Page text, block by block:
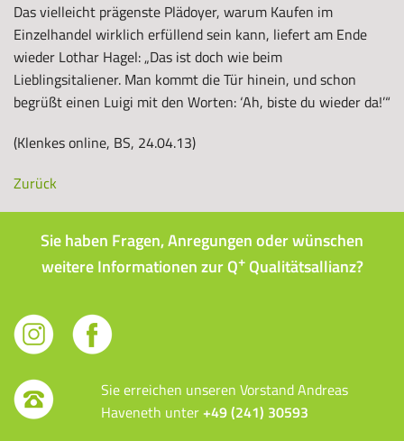
Das vielleicht prägenste Plädoyer, warum Kaufen im
Einzelhandel wirklich erfüllend sein kann, liefert am Ende
wieder Lothar Hagel: „Das ist doch wie beim
Lieblingsitaliener. Man kommt die Tür hinein, und schon
begrüßt einen Luigi mit den Worten: ‘Ah, biste du wieder da!’“
(Klenkes online, BS, 24.04.13)
Zurück
Sie haben Fragen, Anregungen oder wünschen
weitere Informationen zur Q+Qualitätsallianz?
Sie erreichen unseren Vorstand Andreas
Haveneth unter+49 (241) 30593